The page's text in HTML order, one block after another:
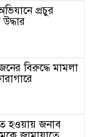
প্রচুর
বিরুদ্ধে মামলা
হওয়ায় জনাব